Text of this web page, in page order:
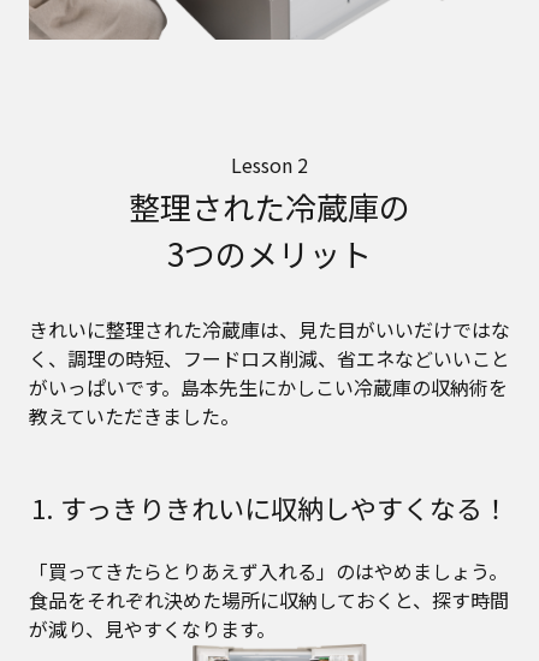
Lesson 2
整理された冷蔵庫の
3つのメリット
きれいに整理された冷蔵庫は、見た目がいいだけではな
く、調理の時短、フードロス削減、省エネなどいいこと
がいっぱいです。島本先生にかしこい冷蔵庫の収納術を
教えていただきました。
1. すっきりきれいに収納しやすくなる！
「買ってきたらとりあえず入れる」のはやめましょう。
食品をそれぞれ決めた場所に収納しておくと、探す時間
が減り、見やすくなります。